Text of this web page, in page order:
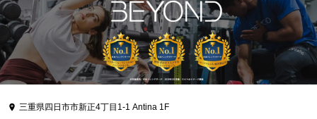
三重県四日市市新正4丁目1-1 Antina 1F